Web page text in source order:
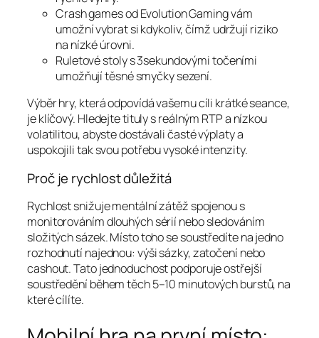
Crash games od Evolution Gaming vám
umožní vybrat si kdykoliv, čímž udržují riziko
na nízké úrovni.
Ruletové stoly s 3sekundovými točeními
umožňují těsné smyčky sezení.
Výběr hry, která odpovídá vašemu cíli krátké seance,
je klíčový. Hledejte tituly s reálným RTP a nízkou
volatilitou, abyste dostávali časté výplaty a
uspokojili tak svou potřebu vysoké intenzity.
Proč je rychlost důležitá
Rychlost snižuje mentální zátěž spojenou s
monitorováním dlouhých sérií nebo sledováním
složitých sázek. Místo toho se soustředíte na jedno
rozhodnutí najednou: výši sázky, zatočení nebo
cashout. Tato jednoduchost podporuje ostřejší
soustředění během těch 5–10 minutových burstů, na
které cílíte.